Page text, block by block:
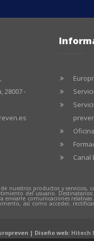
28007 -
Canal
productos y servicios,
del usuario.
enviarle comunicaciones
así como acceder,
| Diseño web: Hitech